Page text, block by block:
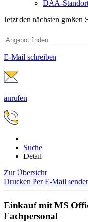
DAA-
Jetzt den nächsten großen
E-Mail schreiben
anrufen
Suche
Detail
Zur Übersicht
Drucken Per E-Mail
Einkauf mit MS
Fachpersonal